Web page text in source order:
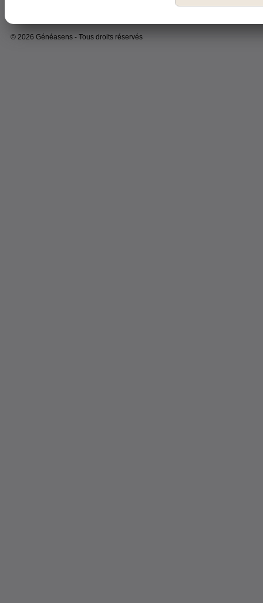
© 2026 Généasens - Tous droits réservés